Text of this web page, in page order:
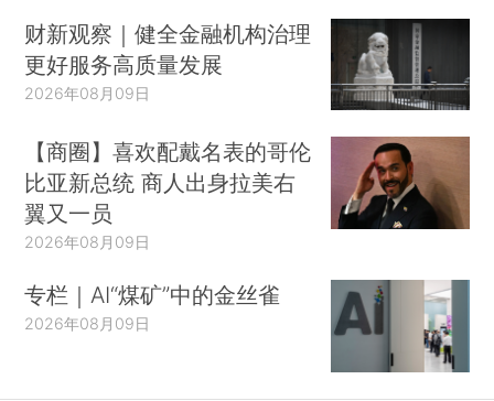
财新观察｜健全金融机构治理
更好服务高质量发展
2026年08月09日
【商圈】喜欢配戴名表的哥伦
比亚新总统 商人出身拉美右
翼又一员
2026年08月09日
专栏｜AI“煤矿”中的金丝雀
2026年08月09日